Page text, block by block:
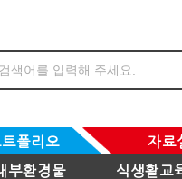
트폴리오
자료
부환경물 식생활교